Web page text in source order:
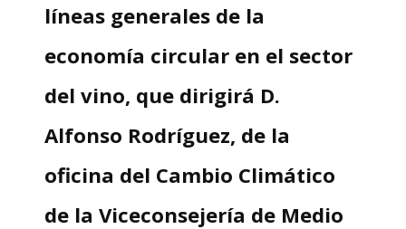
líneas generales de la
economía circular en el sector
del vino, que dirigirá D.
Alfonso Rodríguez, de la
oficina del Cambio Climático
de la Viceconsejería de Medio